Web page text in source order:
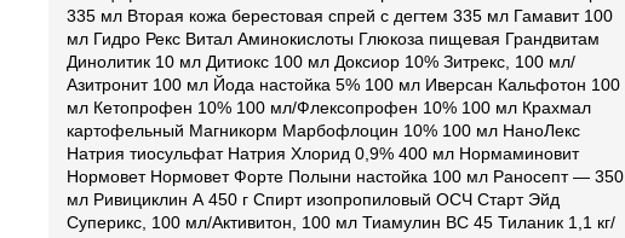
335 мл Вторая кожа берестовая спрей с дегтем 335 мл Гамавит 100
мл Гидро Рекс Витал Аминокислоты Глюкоза пищевая Грандвитам
Динолитик 10 мл Дитиокс 100 мл Доксиор 10% Зитрекс, 100 мл/
Азитронит 100 мл Йода настойка 5% 100 мл Иверсан Кальфотон 100
мл Кетопрофен 10% 100 мл/Флексопрофен 10% 100 мл Крахмал
картофельный Магникорм Марбофлоцин 10% 100 мл НаноЛекс
Натрия тиосульфат Натрия Хлорид 0,9% 400 мл Нормаминовит
Нормовет Нормовет Форте Полыни настойка 100 мл Раносепт — 350
мл Ривициклин А 450 г Спирт изопропиловый ОСЧ Старт Эйд
Суперикс, 100 мл/Активитон, 100 мл Тиамулин ВС 45 Тиланик 1,1 кг/